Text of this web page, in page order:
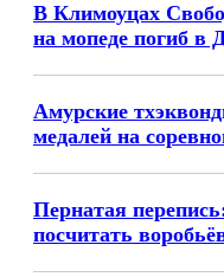
В Климоуцах
на мопеде погиб в
Амурские
медалей на
Пернатая
посчитать